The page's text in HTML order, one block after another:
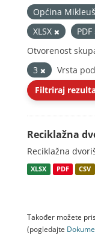
Općina Mikleuš
XLSX
PDF
Otvorenost
3
Vrsta
Filtriraj
Reciklažna
Reciklažna
XLSX PDF CSV
Također možete
(pogledajte